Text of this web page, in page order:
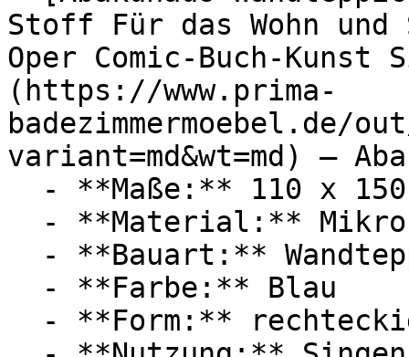
Stoff Für das Wohn
Oper Comic-Buch-Kunst
(https://www.prima-
badezimmermoebel.de/
variant=md&wt=md) —